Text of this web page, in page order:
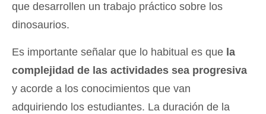
que desarrollen un trabajo práctico sobre los
dinosaurios.
Es importante señalar que lo habitual es que la
complejidad de las actividades sea progresiva
y acorde a los conocimientos que van
adquiriendo los estudiantes. La duración de la